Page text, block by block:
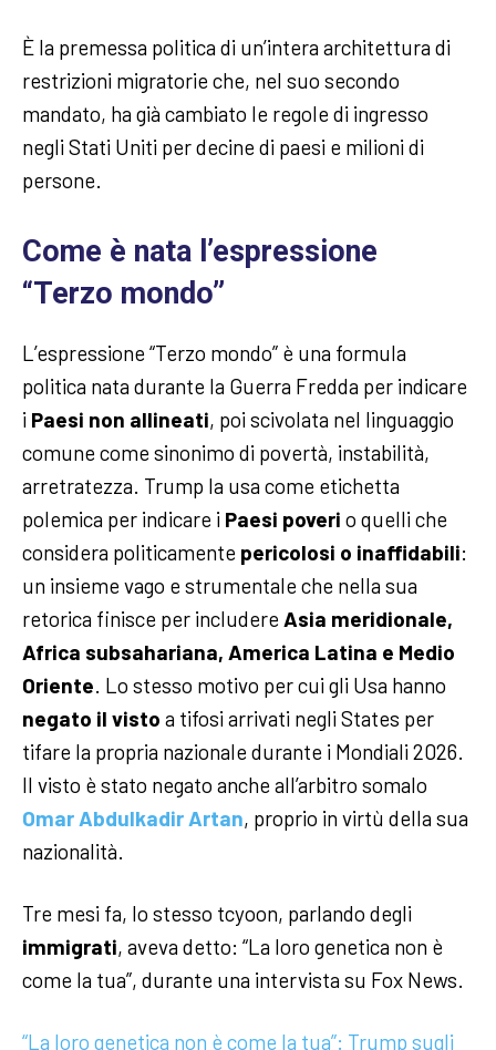
È la premessa politica di un’intera architettura di
restrizioni migratorie che, nel suo secondo
mandato, ha già cambiato le regole di ingresso
negli Stati Uniti per decine di paesi e milioni di
persone.
Come è nata l’espressione
“Terzo mondo”
L’espressione “Terzo mondo” è una formula
politica nata durante la Guerra Fredda per indicare
i Paesi non allineati, poi scivolata nel linguaggio
comune come sinonimo di povertà, instabilità,
arretratezza. Trump la usa come etichetta
polemica per indicare i Paesi poveri o quelli che
considera politicamente pericolosi o inaffidabili:
un insieme vago e strumentale che nella sua
retorica finisce per includere Asia meridionale,
Africa subsahariana, America Latina e Medio
Oriente . Lo stesso motivo per cui gli Usa hanno
negato il visto a tifosi arrivati negli States per
tifare la propria nazionale durante i Mondiali 2026.
Il visto è stato negato anche all’arbitro somalo
Omar Abdulkadir Artan, proprio in virtù della sua
nazionalità.
Tre mesi fa, lo stesso tcyoon, parlando degli
immigrati, aveva detto: “La loro genetica non è
come la tua”, durante una intervista su Fox News.
“La loro genetica non è come la tua”: Trump sugli